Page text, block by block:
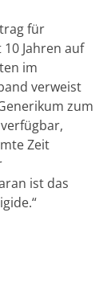
für
Jahren auf
im
verweist
zum
Zeit
ist das